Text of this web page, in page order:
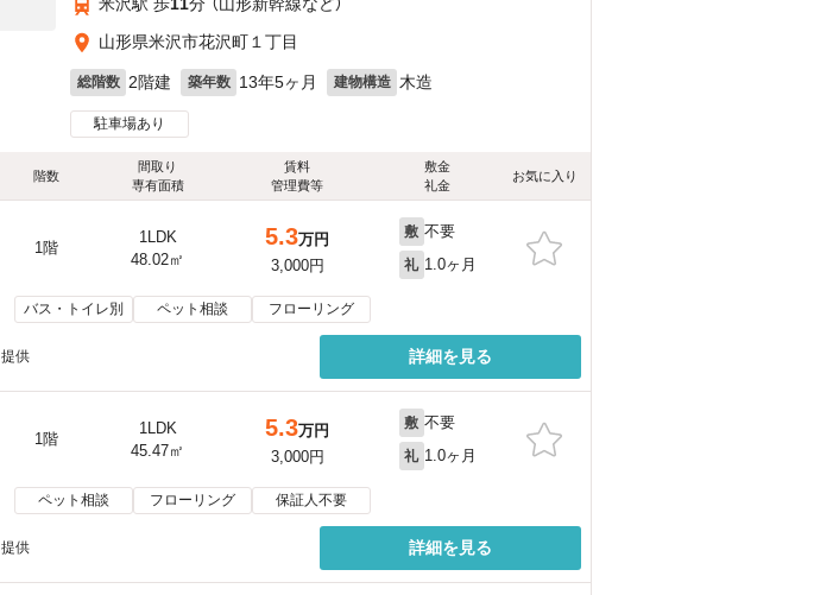
山形県米沢市花沢町１丁目
総階数 2階建 築年数 13年5ヶ月 建物構造 木造
駐車場あり
階数
間取り
専有面積
賃料
管理費等
敷金
礼金
お気に入り
1階
1LDK
48.02㎡
5.3万円
3,000円
敷 不要
礼 1.0ヶ月
バス・トイレ別 ペット相談 フローリング
提供 詳細を見る
1階
1LDK
45.47㎡
5.3万円
3,000円
敷 不要
礼 1.0ヶ月
ペット相談 フローリング 保証人不要
提供 詳細を見る